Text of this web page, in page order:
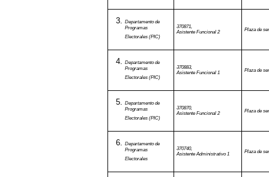
Departamento de
Programas
Electorales (PIC)
370871,
Asistente Funcional 2
Plaza de
Departamento de
Programas
Electorales (PIC)
370883,
Asistente Funcional 1
Plaza de
Departamento de
Programas
Electorales (PIC)
370870,
Asistente Funcional 2
Plaza de
Departamento de
Programas
Electorales
370740,
Asistente Administrativo 1
Plaza de